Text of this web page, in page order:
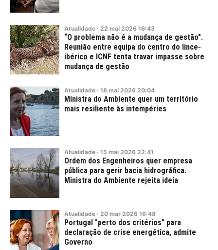
Atualidade · 22 mai 2026 16:43
“O problema não é a mudança de gestão".
Reunião entre equipa do centro do lince-
ibérico e ICNF tenta travar impasse sobre
mudança de gestão
Atualidade · 18 mai 2026 20:04
Ministra do Ambiente quer um território
mais resiliente às intempéries
Atualidade · 15 mai 2026 22:41
Ordem dos Engenheiros quer empresa
pública para gerir bacia hidrográfica.
Ministra do Ambiente rejeita ideia
Atualidade · 20 mar 2026 16:48
Portugal "perto dos critérios" para
declaração de crise energética, admite
Governo